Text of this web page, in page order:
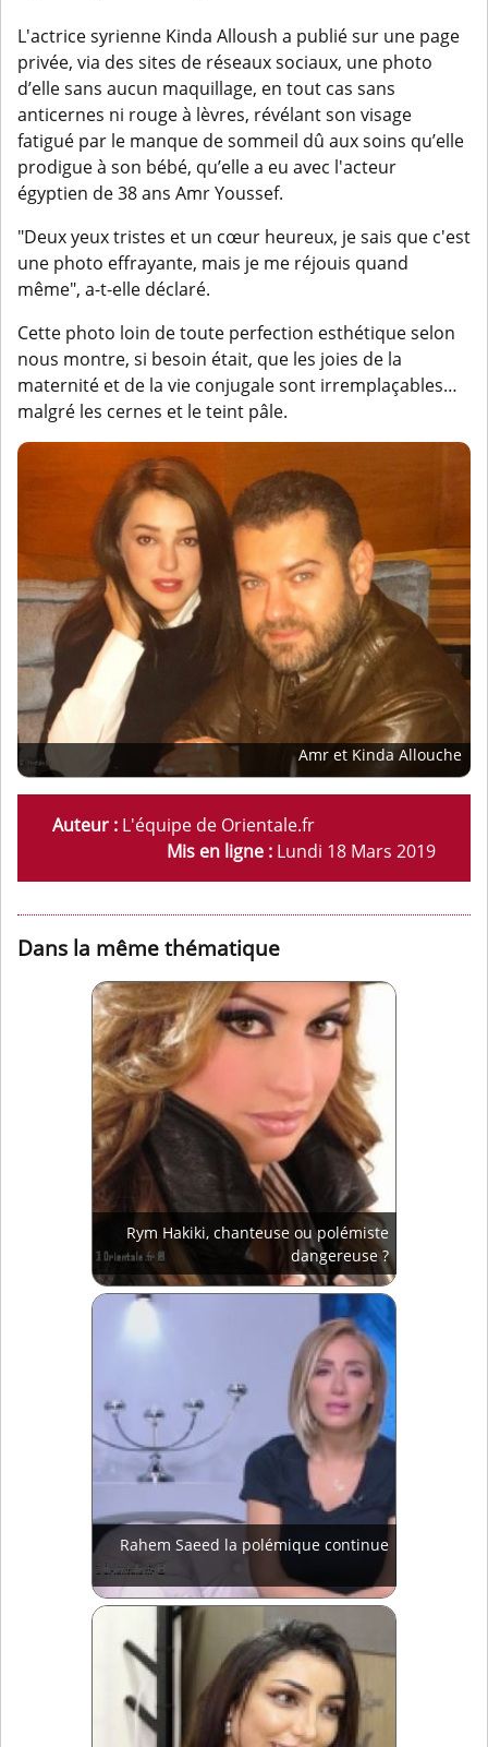
L'actrice syrienne Kinda Alloush a publié sur une page
privée, via des sites de réseaux sociaux, une photo
d’elle sans aucun maquillage, en tout cas sans
anticernes ni rouge à lèvres, révélant son visage
fatigué par le manque de sommeil dû aux soins qu’elle
prodigue à son bébé, qu’elle a eu avec l'acteur
égyptien de 38 ans Amr Youssef.
"Deux yeux tristes et un cœur heureux, je sais que c'est
une photo effrayante, mais je me réjouis quand
même", a-t-elle déclaré.
Cette photo loin de toute perfection esthétique selon
nous montre, si besoin était, que les joies de la
maternité et de la vie conjugale sont irremplaçables…
malgré les cernes et le teint pâle.
Amr et Kinda Allouche
Auteur : L'équipe de Orientale.fr
Mis en ligne : Lundi 18 Mars 2019
Dans la même thématique
Rym Hakiki, chanteuse ou polémiste
dangereuse ?
Rahem Saeed la polémique continue